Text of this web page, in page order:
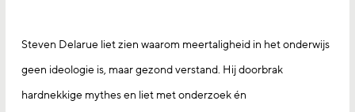
Steven Delarue liet zien waarom meertaligheid in het onderwijs
geen ideologie is, maar gezond verstand. Hij doorbrak
hardnekkige mythes en liet met onderzoek én